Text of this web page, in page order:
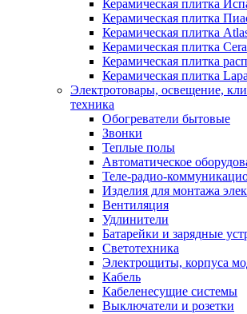
Керамическая плитка
Керамическая плитка
Керамическая плитка
Керамическая плитка
Керамическая плитка
Керамическая плитка
Электротовары, освещение,
техника
Обогреватели бытовые
Звонки
Теплые полы
Автоматическое
Теле-радио-
Изделия для монтажа
Вентиляция
Удлинители
Батарейки и зарядные
Светотехника
Электрощиты, корпуса
Кабель
Кабеленесущие системы
Выключатели и розетки